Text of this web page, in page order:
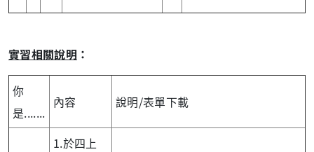
實習相關說明 ：
你
是.......
內容 說明/表單下載
1.於四上